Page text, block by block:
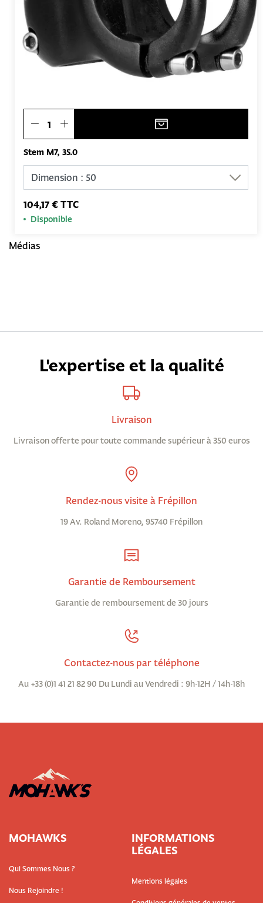
Stem M7, 35.0
104,17 € TTC
Disponible
Médias
L'expertise et la qualité
Livraison
Livraison offerte pour toute commande supérieur à 350 euros
Rendez-nous visite à Frépillon
19 Av. Roland Moreno, 95740 Frépillon
Garantie de Remboursement
Garantie de remboursement de 30 jours
Contactez-nous par téléphone
Au +33 (0)1 41 21 82 90 Du Lundi au Vendredi : 9h-12H / 14h-18h
MOHAWKS
Qui Sommes Nous ?
Nous Rejoindre !
INFORMATIONS
LÉGALES
Mentions légales